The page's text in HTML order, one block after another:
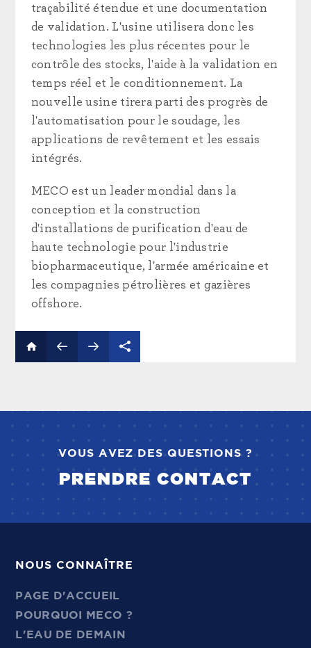
traçabilité étendue et une documentation
de validation. L'usine utilisera donc les
technologies les plus récentes pour le
contrôle des stocks, l'aide à la validation en
temps réel et le conditionnement. La
nouvelle usine tirera parti des progrès de
l'automatisation pour le soudage, les
applications de revêtement et les essais
intégrés.
MECO est un leader mondial dans la
conception et la construction
d'installations de purification d'eau de
haute technologie pour l'industrie
biopharmaceutique, l'armée américaine et
les compagnies pétrolières et gazières
offshore.
VOUS AVEZ DES QUESTIONS ?
PRENDRE CONTACT
NOUS CONNAÎTRE
PAGE D'ACCUEIL
POURQUOI MECO ?
L'EAU DE DEMAIN